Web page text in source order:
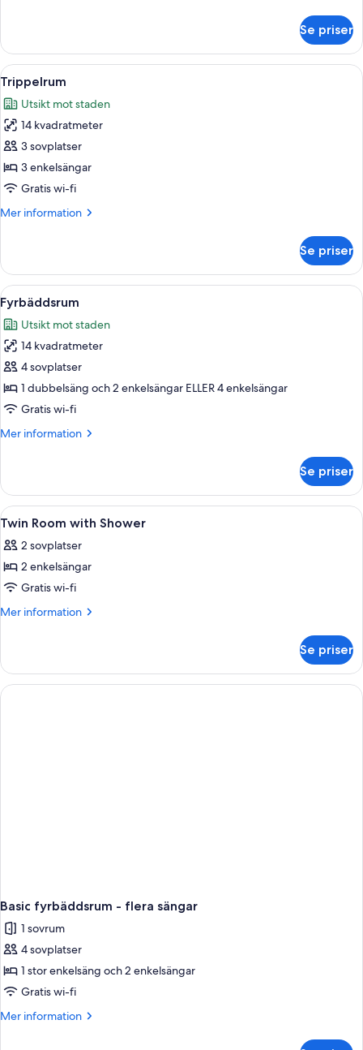
Se priser
Öppna
alla
foton
för
Trippelrum
Ett rum med en våningssäng med
7
Trippelrum
Utsikt mot staden
14 kvadratmeter
3 sovplatser
3 enkelsängar
Gratis wi-fi
Mer information
Mer
Se priser
Öppna
alla
foton
för
Fyrbäddsrum
Ett rum med två sängar, ett
9
Fyrbäddsrum
Utsikt mot staden
14 kvadratmeter
4 sovplatser
1 dubbelsäng och 2 enkelsängar ELLER 4 enkelsängar
Gratis wi-fi
Mer information
Mer
Se priser
Öppna
alla
foton
för
Twin
Room
Skrivbord, gratis wi-fi och sängkläder
8
Twin Room with Shower
2 sovplatser
2 enkelsängar
Gratis wi-fi
Mer information
Mer
Room
with
Shower
Se priser
Basic fyrbäddsrum - flera sängar
1 sovrum
4 sovplatser
1 stor enkelsäng och 2 enkelsängar
Gratis wi-fi
Mer information
Mer